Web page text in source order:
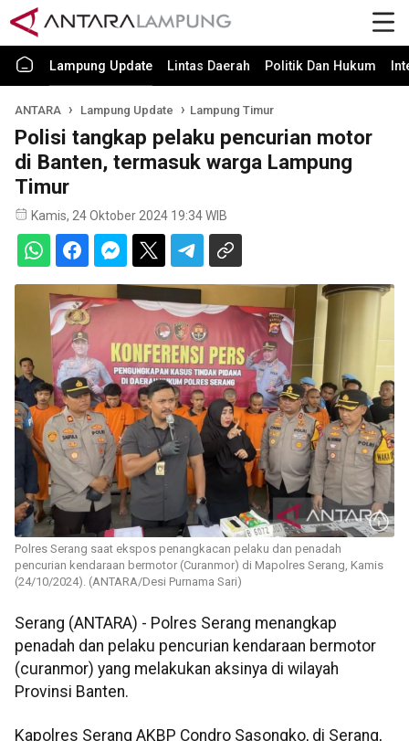
Lampung Update Lintas Daerah Politik Dan Hukum
ANTARA Lampung Update Lampung Timur
Polisi tangkap pelaku pencurian motor
di Banten, termasuk warga Lampung
Timur
Kamis, 24 Oktober 2024 19:34 WIB
Polres Serang saat ekspos penangkacan pelaku dan penadah
pencurian kendaraan bermotor (Curanmor) di Mapolres Serang, Kamis
(24/10/2024). (ANTARA/Desi Purnama Sari)
Serang (ANTARA) - Polres Serang menangkap
penadah dan pelaku pencurian kendaraan bermotor
(curanmor) yang melakukan aksinya di wilayah
Provinsi Banten.
Kapolres Serang AKBP Condro Sasongko, di Serang,